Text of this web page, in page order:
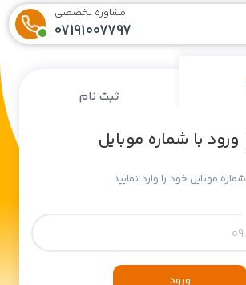
مشاوره تخصصی
07191007797
ثبت نام
ورود با شماره موبایل
شماره موبایل خود را وارد نمایید
ورود